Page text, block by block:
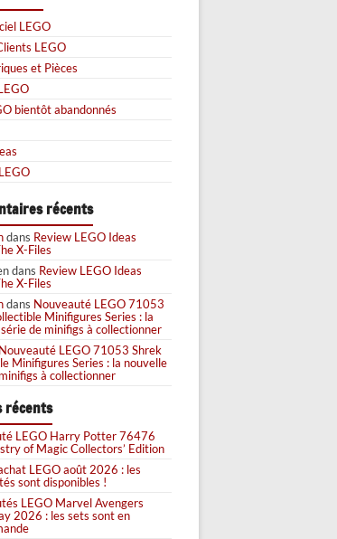
LEGO
LEGO
et Pièces
bientôt abandonnés
récents
dans Review LEGO Ideas
X-Files
dans Review LEGO Ideas
X-Files
dans Nouveauté LEGO 71053
Minifigures Series : la
de minifigs à collectionner
Nouveauté LEGO 71053 Shrek
Minifigures Series : la nouvelle
à collectionner
récents
LEGO Harry Potter 76476
of Magic Collectors’ Edition
LEGO août 2026 : les
sont disponibles !
LEGO Marvel Avengers
2026 : les sets sont en